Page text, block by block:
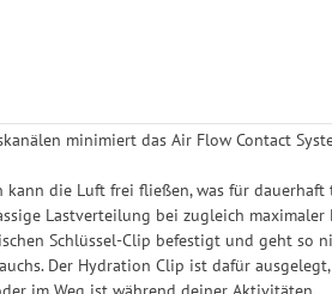
minimiert das Air Flow Contact
die Luft frei fließen, was für dauerhaft
Lastverteilung bei zugleich
Schlüssel-Clip befestigt und geht so
Der Hydration Clip ist dafür